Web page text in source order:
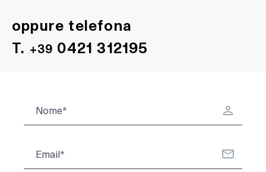
oppure telefona
T. +39 0421 312195